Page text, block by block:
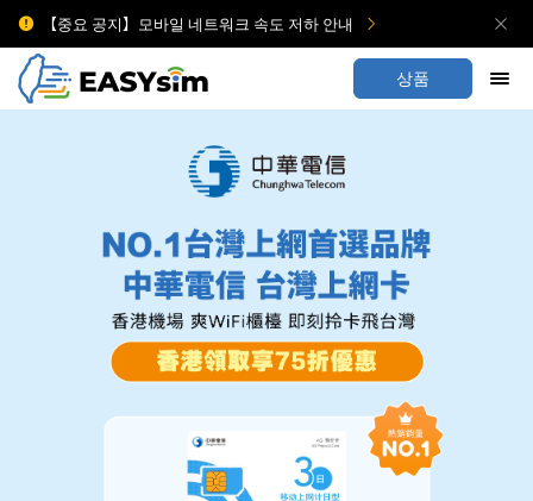
【중요 공지】모바일 네트워크 속도 저하 안내
상품